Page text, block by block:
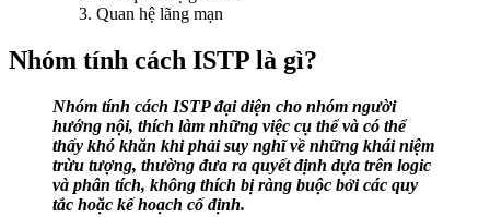
Quan hệ lãng mạn
Nhóm tính cách ISTP là gì?
Nhóm tính cách ISTP đại diện cho nhóm người
hướng nội, thích làm những việc cụ thể và có thể
thấy khó khăn khi phải suy nghĩ về những khái niệm
trừu tượng, thường đưa ra quyết định dựa trên logic
và phân tích, không thích bị ràng buộc bởi các quy
tắc hoặc kế hoạch cố định.